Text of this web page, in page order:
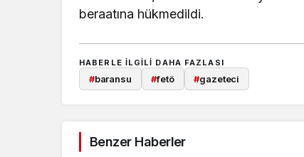
beraatına hükmedildi.
HABERLE ILGILI DAHA FAZLASI
#baransu #fetö #gazeteci
Benzer Haberler